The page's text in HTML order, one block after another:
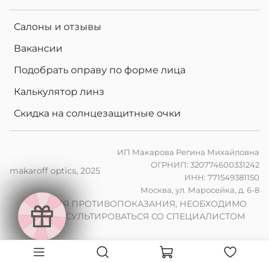
Салоны и отзывы
Вакансии
Подобрать оправу по форме лица
Калькулятор линз
Скидка на солнцезащитные очки
makaroff optics, 2025
ИП Макарова Регина Михайловна
ОГРНИП: 320774600331242
ИНН: 771549381150
Москва, ул. Маросейка, д. 6-8
ИМЕЮТСЯ ПРОТИВОПОКАЗАНИЯ, НЕОБХОДИМО
ПРОКОНСУЛЬТИРОВАТЬСЯ СО СПЕЦИАЛИСТОМ
2
0
%
н
а
к
о
м
п
ь
ю
т
е
рн
ы
е
л
и
н
з
ы
п
р
и
з
а
к
а
з
е
о
ч
к
ов
2
0
%
н
а
ф
о
т
о
х
р
о
м
н
ы
е
л
и
н
з
ы
п
р
и
з
а
к
а
з
е
о
ч
к
ов